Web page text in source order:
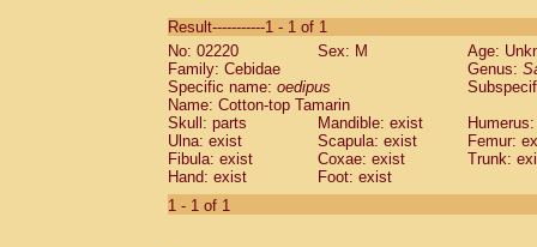
CebidaeSaguinus labiatus(0)
Cebidae Saguinus leucopus (0)
Cebidae
CebidaeSaguinus mystax
Cebidae Saguinus nigricollis (0)
Cebidae Saguinus oedipus
Cebidae Saguinus weddelli
Cebidae Saguinusspp.
Cebidae
Result-----------1 - 1 of 1
No: 02220
Sex: M
Age:
Family: Cebidae
Genus:
Specific name: oedipus
Name: Cotton-top Tamarin
Skull: parts
Mandible: exist
Ulna: exist
Scapula: exist
Femur:
Fibula: exist
Coxae: exist
Trunk:
Hand: exist
Foot: exist
1 - 1 of 1